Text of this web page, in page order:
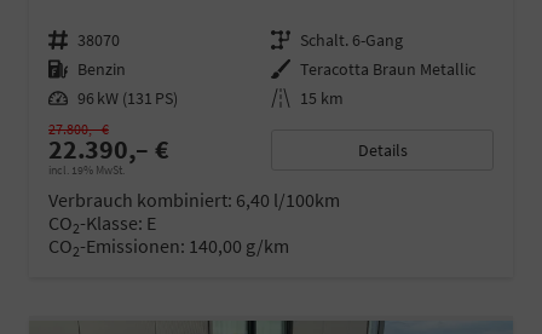
Fahrzeugnr. 38070 Getriebe Schalt. 6-Gang
Kraftstoff Benzin Außenfarbe Teracotta Braun Metallic
Leistung 96 kW (131 PS) Kilometerstand 15 km
22.390,– €
incl. 19% MwSt.
27.800,– €
Details
Verbrauch kombiniert: 6,40 l/100km
CO2-Klasse: E
CO2-Emissionen: 140,00 g/km